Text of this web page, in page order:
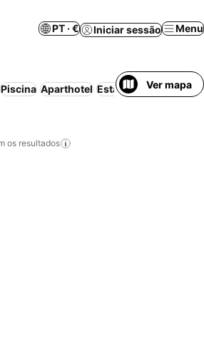
PT · € Iniciar sessão Menu
Piscina Aparthotel Estacionamento Ar
Ver mapa
os resultados